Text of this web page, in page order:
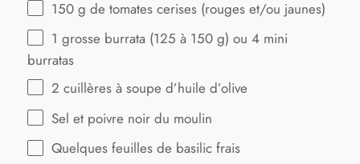
150 g de tomates cerises (rouges et/ou jaunes)
1 grosse burrata (125 à 150 g) ou 4 mini
burratas
2 cuillères à soupe d’huile d’olive
Sel et poivre noir du moulin
Quelques feuilles de basilic frais